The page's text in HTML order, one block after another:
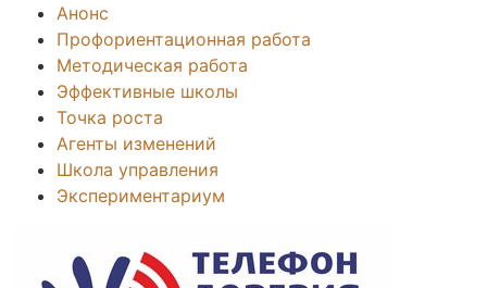
Анонс
Профориентационная работа
Методическая работа
Эффективные школы
Точка роста
Агенты изменений
Школа управления
Экспериментариум